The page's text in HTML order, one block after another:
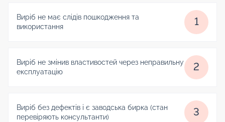
Виріб не має слідів пошкодження та
використання
1
Виріб не змінив властивостей через неправильну
експлуатацію
2
Виріб без дефектів і є заводська бирка (стан
перевіряють консультанти)
3